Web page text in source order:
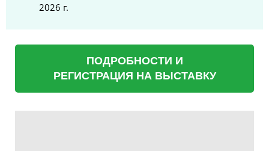
2026 г.
ПОДРОБНОСТИ И
РЕГИСТРАЦИЯ НА ВЫСТАВКУ